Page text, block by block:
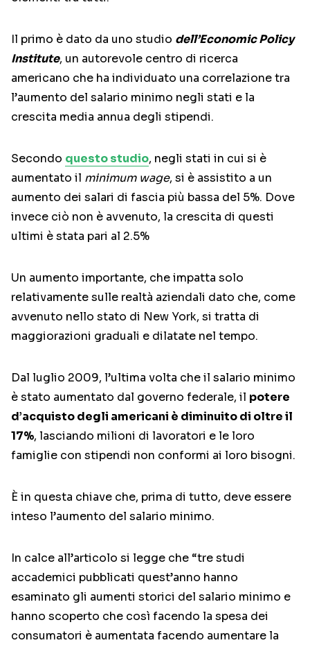
Il primo è dato da uno studio dell’Economic Policy
Institute, un autorevole centro di ricerca
americano che ha individuato una correlazione tra
l’aumento del salario minimo negli stati e la
crescita media annua degli stipendi.
Secondo questo studio, negli stati in cui si è
aumentato il minimum wage, si è assistito a un
aumento dei salari di fascia più bassa del 5%. Dove
invece ciò non è avvenuto, la crescita di questi
ultimi è stata pari al 2.5%
Un aumento importante, che impatta solo
relativamente sulle realtà aziendali dato che, come
avvenuto nello stato di New York, si tratta di
maggiorazioni graduali e dilatate nel tempo.
Dal luglio 2009, l’ultima volta che il salario minimo
è stato aumentato dal governo federale, il potere
d’acquisto degli americani è diminuito di oltre il
17%, lasciando milioni di lavoratori e le loro
famiglie con stipendi non conformi ai loro bisogni.
È in questa chiave che, prima di tutto, deve essere
inteso l’aumento del salario minimo.
In calce all’articolo si legge che “tre studi
accademici pubblicati quest’anno hanno
esaminato gli aumenti storici del salario minimo e
hanno scoperto che così facendo la spesa dei
consumatori è aumentata facendo aumentare la